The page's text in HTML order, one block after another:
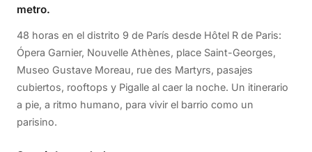
metro.
48 horas en el distrito 9 de París desde Hôtel R de Paris:
Ópera Garnier, Nouvelle Athènes, place Saint-Georges,
Museo Gustave Moreau, rue des Martyrs, pasajes
cubiertos, rooftops y Pigalle al caer la noche. Un itinerario
a pie, a ritmo humano, para vivir el barrio como un
parisino.